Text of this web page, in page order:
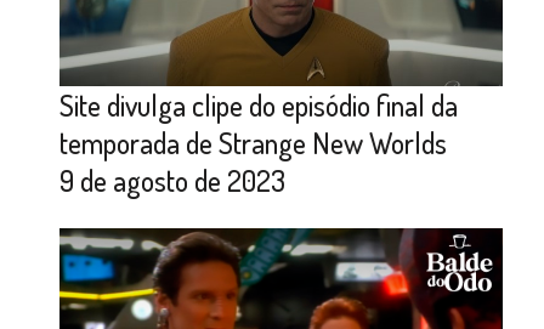
Site divulga clipe do episódio final da
temporada de Strange New Worlds
9 de agosto de 2023